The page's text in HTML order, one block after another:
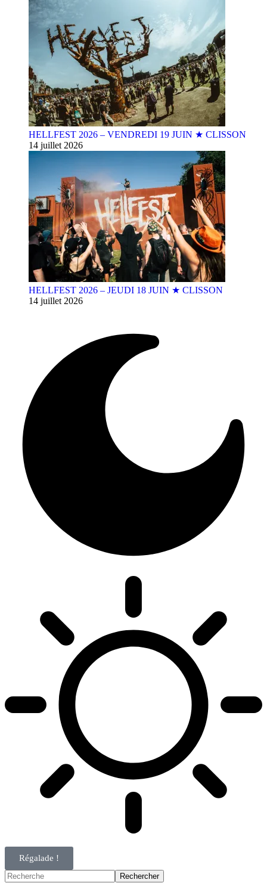
HELLFEST 2026 – VENDREDI 19 JUIN ★ CLISSON
14 juillet 2026
HELLFEST 2026 – JEUDI 18 JUIN ★ CLISSON
14 juillet 2026
Régalade !